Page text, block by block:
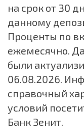
на срок от 30
данному
Проценты по
ежемесячно.
были
06.08.2026.
справочный
условий
Банк Зенит.